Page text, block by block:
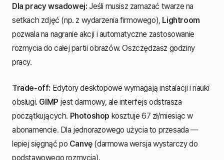
Dla pracy wsadowej: Jeśli musisz zamazać twarze na
setkach zdjęć (np. z wydarzenia firmowego), Lightroom
pozwala na nagranie akcji i automatyczne zastosowanie
rozmycia do całej partii obrazów. Oszczędzasz godziny
pracy.
Trade-off: Edytory desktopowe wymagają instalacji i nauki
obsługi. GIMP jest darmowy, ale interfejs odstrasza
początkujących. Photoshop kosztuje 67 zł/miesiąc w
abonamencie. Dla jednorazowego użycia to przesada —
lepiej sięgnąć po Canvę(darmowa wersja wystarczy do
podstawowego rozmycia).